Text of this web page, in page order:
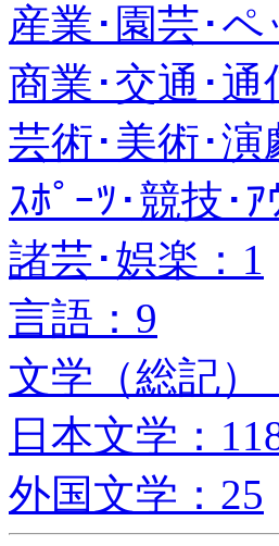
産業･園芸･ペ
商業･交通･通
芸術･美術･演
ｽﾎﾟｰﾂ･競技･ｱ
諸芸･娯楽：1
言語：9
文学（総記）
日本文学：
外国文学：25